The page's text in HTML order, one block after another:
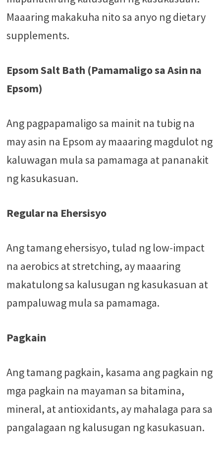
Maaaring makakuha nito sa anyo ng dietary
supplements.
Epsom Salt Bath (Pamamaligo sa Asin na
Epsom)
Ang pagpapamaligo sa mainit na tubig na
may asin na Epsom ay maaaring magdulot ng
kaluwagan mula sa pamamaga at pananakit
ng kasukasuan.
Regular na Ehersisyo
Ang tamang ehersisyo, tulad ng low-impact
na aerobics at stretching, ay maaaring
makatulong sa kalusugan ng kasukasuan at
pampaluwag mula sa pamamaga.
Pagkain
Ang tamang pagkain, kasama ang pagkain ng
mga pagkain na mayaman sa bitamina,
mineral, at antioxidants, ay mahalaga para sa
pangalagaan ng kalusugan ng kasukasuan.